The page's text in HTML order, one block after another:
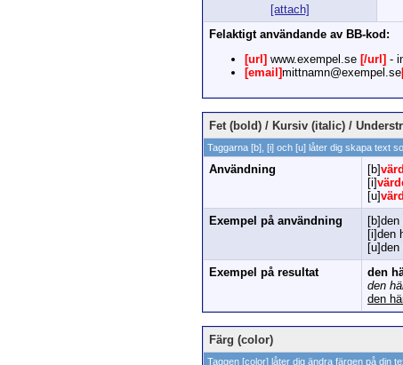
[attach]
Felaktigt användande av BB-kod:
[url] www.exempel.se [/url] -
[email]mittnamn@exempel.se
Fet (bold) / Kursiv (italic) /
Taggarna [b], [i] och [u] låter dig skapa text
Användning [b]
[i]
[u]
Exempel på användning
[i]den
Exempel på resultat
den
den
den
Färg (color)
Taggen [color] låter dig ändra färgen på din